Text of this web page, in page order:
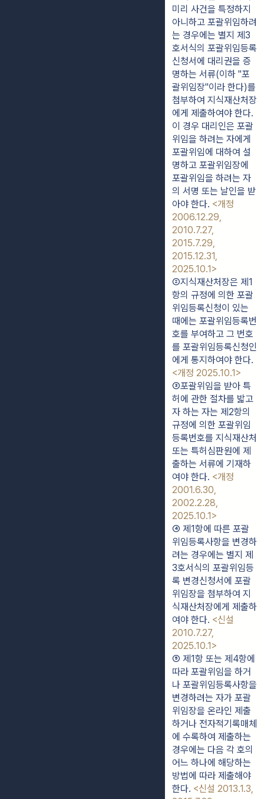
미리 사건을 특정하지
아니하고 포괄위임하려
는 경우에는 별지 제3
호서식의 포괄위임등록
신청서에 대리권을 증
명하는 서류(이하 "포
괄위임장"이라 한다)를
첨부하여 지식재산처장
에게 제출하여야 한다.
이 경우 대리인은 포괄
위임을 하려는 자에게
포괄위임에 대하여 설
명하고 포괄위임장에
포괄위임을 하려는 자
의 서명 또는 날인을 받
아야 한다. <개정
2006.12.29,
2010.7.27,
2015.7.29,
2015.12.31,
2025.10.1>
②지식재산처장은 제1
항의 규정에 의한 포괄
위임등록신청이 있는
때에는 포괄위임등록번
호를 부여하고 그 번호
를 포괄위임등록신청인
<개정 2025.10.1>
③포괄위임을 받아 특
허에 관한 절차를 밟고
자 하는 자는 제2항의
규정에 의한 포괄위임
등록번호를 지식재산처
또는 특허심판원에 제
출하는 서류에 기재하
여야 한다. <개정
2001.6.30,
2002.2.28,
2025.10.1>
④ 제1항에 따른 포괄
위임등록사항을 변경하
려는 경우에는 별지 제
3호서식의 포괄위임등
록 변경신청서에 포괄
위임장을 첨부하여 지
식재산처장에게 제출하
여야 한다. <신설
2010.7.27,
2025.10.1>
⑤ 제1항 또는 제4항에
따라 포괄위임을 하거
나 포괄위임등록사항을
변경하려는 자가 포괄
위임장을 온라인 제출
하거나 전자적기록매체
에 수록하여 제출하는
경우에는 다음 각 호의
어느 하나에 해당하는
방법에 따라 제출해야
한다. <신설 2013.1.3,